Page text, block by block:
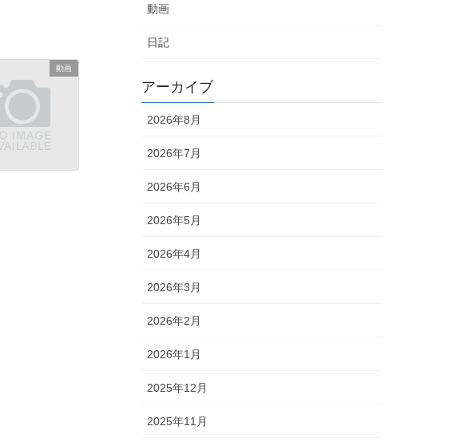
動画
動画
日記
アーカイブ
2026年8月
2026年7月
2026年6月
2026年5月
2026年4月
2026年3月
2026年2月
2026年1月
2025年12月
2025年11月